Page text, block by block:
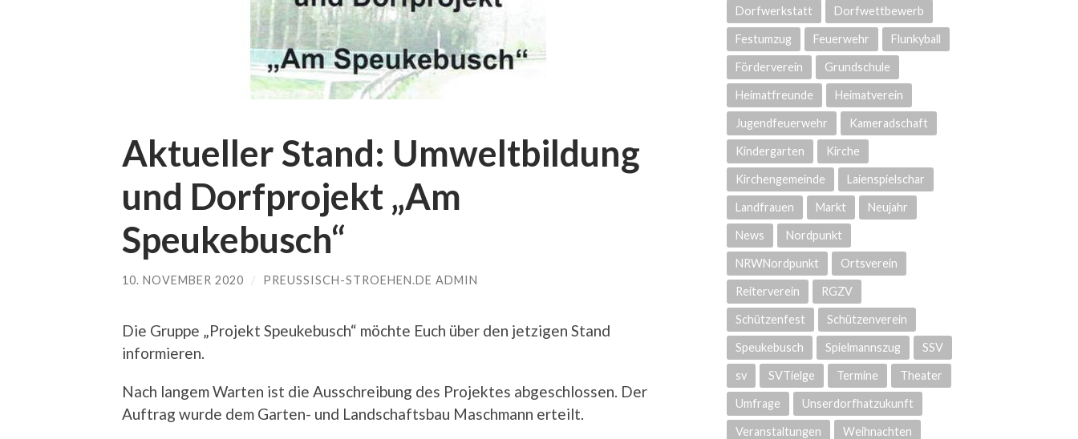
Aktueller Stand: Umweltbildung
und Dorfprojekt „Am
Speukebusch“
10. NOVEMBER 2020 / PREUSSISCH-STROEHEN.DE ADMIN
Die Gruppe „Projekt Speukebusch“ möchte Euch über den jetzigen Stand
informieren.
Nach langem Warten ist die Ausschreibung des Projektes abgeschlossen. Der
Auftrag wurde dem Garten- und Landschaftsbau Maschmann erteilt.
Dorfwerkstatt Dorfwettbewerb
Festumzug Feuerwehr Flunkyball
Förderverein Grundschule
Heimatfreunde Heimatverein
Jugendfeuerwehr Kameradschaft
Kindergarten Kirche
Kirchengemeinde Laienspielschar
Landfrauen Markt Neujahr
News Nordpunkt
NRWNordpunkt Ortsverein
Reiterverein RGZV
Schützenfest Schützenverein
Speukebusch Spielmannszug SSV
sv SVTielge Termine Theater
Umfrage Unserdorfhatzukunft
Veranstaltungen Weihnachten